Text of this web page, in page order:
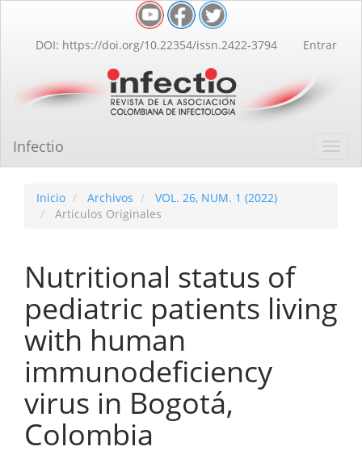
Contenido
principal
lateral
DOI: https://doi.org/10.22354/issn.2422-3794 Entrar
Infectio
Inicio Archivos
VOL. 26, NUM. 1 (2022)
Articulos Originales
Nutritional status of
pediatric patients living
with human
immunodeficiency
virus in Bogotá,
Colombia